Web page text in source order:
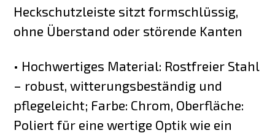
Heckschutzleiste sitzt formschlüssig,
ohne Überstand oder störende Kanten
• Hochwertiges Material: Rostfreier Stahl
– robust, witterungsbeständig und
pflegeleicht; Farbe: Chrom, Oberfläche:
Poliert für eine wertige Optik wie ein